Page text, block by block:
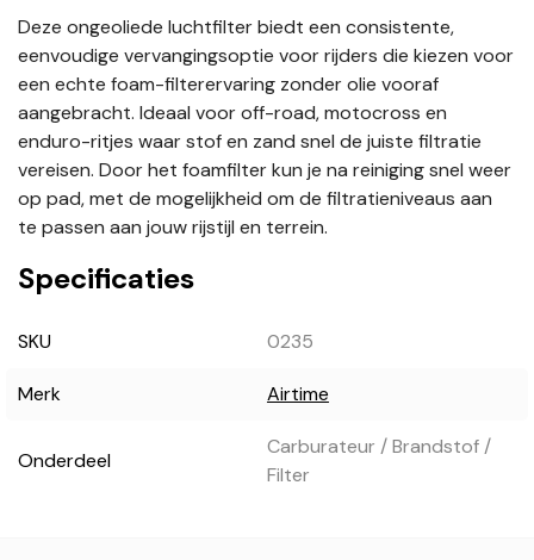
Deze ongeoliede luchtfilter biedt een consistente,
eenvoudige vervangingsoptie voor rijders die kiezen voor
een echte foam-filterervaring zonder olie vooraf
aangebracht. Ideaal voor off-road, motocross en
enduro-ritjes waar stof en zand snel de juiste filtratie
vereisen. Door het foamfilter kun je na reiniging snel weer
op pad, met de mogelijkheid om de filtratieniveaus aan
te passen aan jouw rijstijl en terrein.
Specificaties
SKU 0235
Merk Airtime
Onderdeel
Carburateur / Brandstof /
Filter